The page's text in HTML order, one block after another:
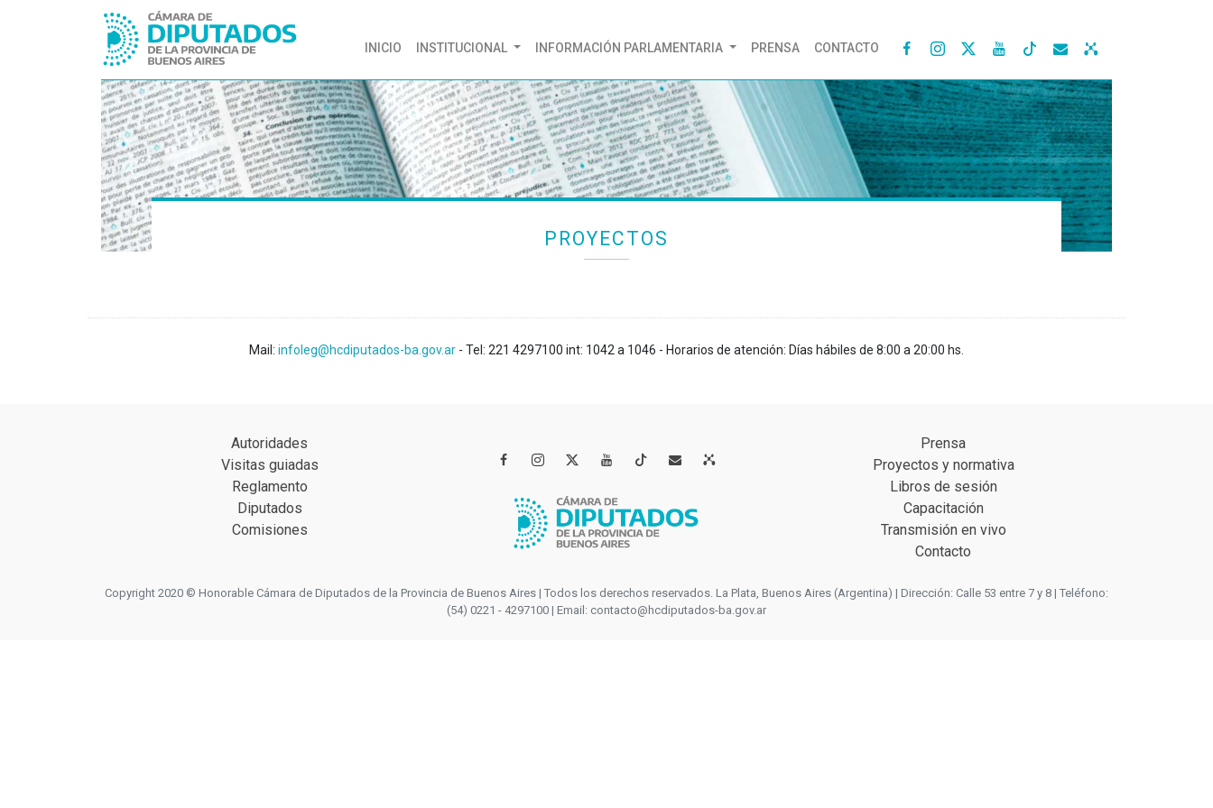
INICIO (CURRENT)
INSTITUCIONAL INFORMACIÓN PARLAMENTARIA PRENSA CONTACTO    
PROYECTOS
Mail: infoleg@hcdiputados-ba.gov.ar - Tel: 221 4297100 int: 1042 a 1046 - Horarios de atención: Días hábiles de 8:00 a 20:00 hs.
Autoridades
Visitas guiadas
Reglamento
Diputados
Comisiones
   
Prensa
Proyectos y normativa
Libros de sesión
Capacitación
Transmisión en vivo
Contacto
Copyright 2020 © Honorable Cámara de Diputados de la Provincia de Buenos Aires | Todos los derechos reservados. La Plata, Buenos Aires (Argentina) | Dirección: Calle 53 entre 7 y 8 | Teléfono:
(54) 0221 - 4297100 | Email: contacto@hcdiputados-ba.gov.ar